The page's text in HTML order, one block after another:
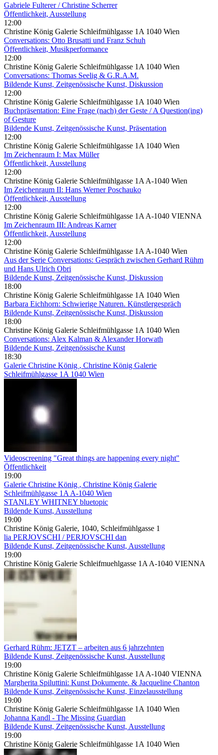
Gabriele Fulterer / Christine Scherrer
Öffentlichkeit, Ausstellung
12:00
Christine König Galerie Schleifmühlgasse 1A 1040 Wien
Conversations: Otto Brusatti und Franz Schuh
Öffentlichkeit, Musikperformance
12:00
Christine König Galerie Schleifmühlgasse 1A 1040 Wien
Conversations: Thomas Seelig & G.R.A.M.
Bildende Kunst, Zeitgenössische Kunst, Diskussion
12:00
Christine König Galerie Schleifmühlgasse 1A 1040 Wien
Buchpräsentation: Eine Frage (nach) der Geste / A Question(ing)
of Gesture
Bildende Kunst, Zeitgenössische Kunst, Präsentation
12:00
Christine König Galerie Schleifmühlgasse 1A 1040 Wien
Im Zeichenraum I: Max Müller
Öffentlichkeit, Ausstellung
12:00
Christine König Galerie Schleifmühlgasse 1A A-1040 Wien
Im Zeichenraum II: Hans Werner Poschauko
Öffentlichkeit, Ausstellung
12:00
Christine König Galerie Schleifmühlgasse 1A A-1040 VIENNA
Im Zeichenraum III: Andreas Karner
Öffentlichkeit, Ausstellung
12:00
Christine König Galerie Schleifmühlgasse 1A A-1040 Wien
Aus der Serie Conversations: Gespräch zwischen Gerhard Rühm
und Hans Ulrich Obri
Bildende Kunst, Zeitgenössische Kunst, Diskussion
18:00
Christine König Galerie Schleifmühlgasse 1A 1040 Wien
Barbara Eichhorn: Schwierige Naturen. Künstlergespräch
Bildende Kunst, Zeitgenössische Kunst, Diskussion
18:00
Christine König Galerie Schleifmühlgasse 1A 1040 Wien
Conversations: Alex Kalman & Alexander Horwath
Bildende Kunst, Zeitgenössische Kunst
18:30
Galerie Christine König , Christine König Galerie
Schleifmühlgasse 1A 1040 Wien
Videoscreening "Great things are happening every night"
Öffentlichkeit
19:00
Galerie Christine König , Christine König Galerie
Schleifmühlgasse 1A A-1040 Wien
STANLEY WHITNEY bluetopic
Bildende Kunst, Ausstellung
19:00
Christine König Galerie, 1040, Schleifmühlgasse 1
lia PERJOVSCHI / PERJOVSCHI dan
Bildende Kunst, Zeitgenössische Kunst, Ausstellung
19:00
Christine König Galerie Schleifmuehlgasse 1A A-1040 VIENNA
Gerhard Rühm: JETZT – arbeiten aus 6 jahrzehnten
Bildende Kunst, Zeitgenössische Kunst, Ausstellung
19:00
Christine König Galerie Schleifmühlgasse 1A A-1040 VIENNA
Margherita Spiluttini: Kunst Dokumente. & Jacqueline Chanton
Bildende Kunst, Zeitgenössische Kunst, Einzelausstellung
19:00
Christine König Galerie Schleifmühlgasse 1A 1040 Wien
Johanna Kandl - The Missing Guardian
Bildende Kunst, Zeitgenössische Kunst, Ausstellung
19:00
Christine König Galerie Schleifmühlgasse 1A 1040 Wien